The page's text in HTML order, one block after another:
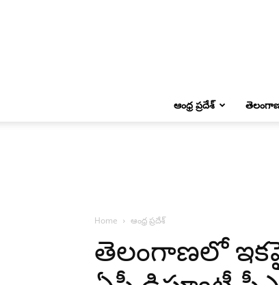
ఆంధ్ర ప్రదేశ్
Home ఆంధ్ర ప్రదేశ్
తెలంగాణలో